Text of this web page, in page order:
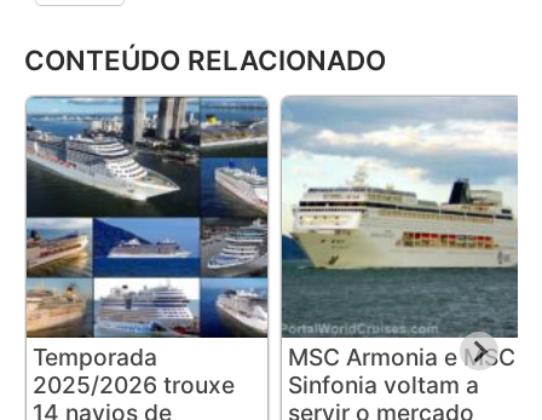
CONTEÚDO RELACIONADO
Temporada
2025/2026 trouxe
14 navios de
MSC Armonia e MSC
Sinfonia voltam a
servir o mercado